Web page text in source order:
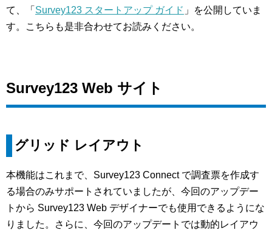
て、「 Survey123 スタートアップ ガイド 」を公開していま
す。こちらも是非合わせてお読みください。
Survey123 Web サイト
グリッド レイアウト
本機能はこれまで、Survey123 Connect で調査票を作成す
る場合のみサポートされていましたが、今回のアップデー
トから Survey123 Web デザイナーでも使用できるようにな
りました。さらに、今回のアップデートでは動的レイアウ